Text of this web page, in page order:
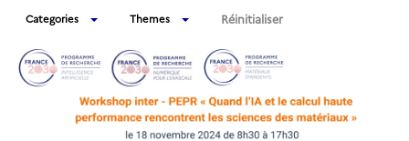
Categories
Actualités
Événements
Themes
Appel à chaires
Appel à projets
IA de confiance
Projet
Réinitialiser